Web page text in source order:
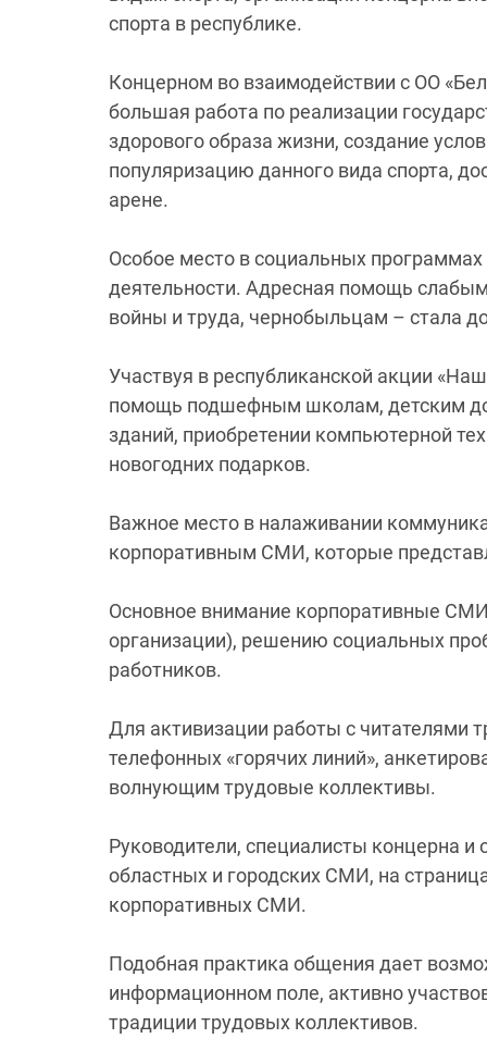
спорта в республике.
Концерном во взаимодействии с ОО
большая работа по реализации
здорового образа жизни, создание
популяризацию данного вида спорта,
арене.
Особое место в социальных программах
деятельности. Адресная помощь
войны и труда, чернобыльцам – стала
Участвуя в республиканской акции
помощь подшефным школам, детским
зданий, приобретении компьютерной
новогодних подарков.
Важное место в налаживании
корпоративным СМИ, которые
Основное внимание корпоративные
организации), решению социальных
работников.
Для активизации работы с читателями
телефонных «горячих линий»,
волнующим трудовые коллективы.
Руководители, специалисты концерна и
областных и городских СМИ, на
корпоративных СМИ.
Подобная практика общения дает
информационном поле, активно
традиции трудовых коллективов.